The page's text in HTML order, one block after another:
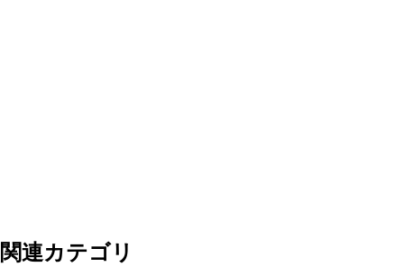
関連カテゴリ